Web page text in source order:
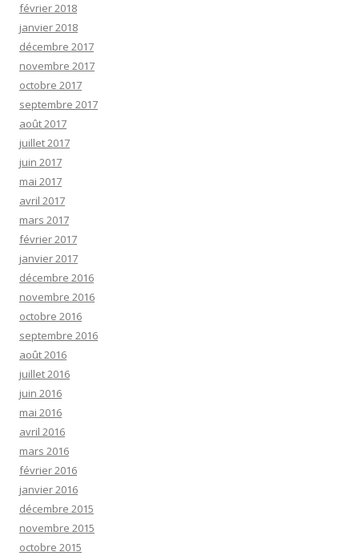
février 2018
janvier 2018
décembre 2017
novembre 2017
octobre 2017
septembre 2017
août 2017
juillet 2017
juin 2017
mai 2017
avril 2017
mars 2017
février 2017
janvier 2017
décembre 2016
novembre 2016
octobre 2016
septembre 2016
août 2016
juillet 2016
juin 2016
mai 2016
avril 2016
mars 2016
février 2016
janvier 2016
décembre 2015
novembre 2015
octobre 2015